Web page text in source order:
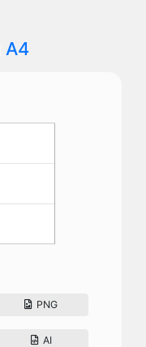
A4
PNG
AI